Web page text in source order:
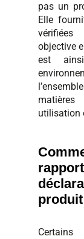
pas un
Elle
objective
est
matières
utilisation